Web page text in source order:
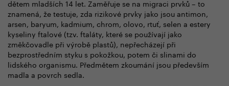
dětem mladších 14 let. Zaměřuje se na migraci prvků – to
znamená, že testuje, zda rizikové prvky jako jsou antimon,
arsen, baryum, kadmium, chrom, olovo, rtuť, selen a estery
kyseliny ftalové (tzv. ftaláty, které se používají jako
změkčovadle při výrobě plastů), nepřecházejí při
bezprostředním styku s pokožkou, potem či slinami do
lidského organismu. Předmětem zkoumání jsou především
madla a povrch sedla.